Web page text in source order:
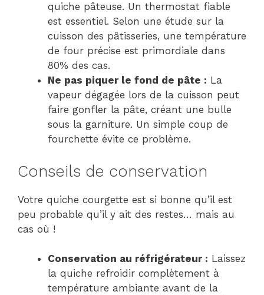
quiche pâteuse. Un thermostat fiable
est essentiel. Selon une étude sur la
cuisson des pâtisseries, une température
de four précise est primordiale dans
80% des cas.
Ne pas piquer le fond de pâte : La
vapeur dégagée lors de la cuisson peut
faire gonfler la pâte, créant une bulle
sous la garniture. Un simple coup de
fourchette évite ce problème.
Conseils de conservation
Votre quiche courgette est si bonne qu’il est
peu probable qu’il y ait des restes… mais au
cas où !
Conservation au réfrigérateur : Laissez
la quiche refroidir complètement à
température ambiante avant de la